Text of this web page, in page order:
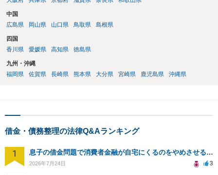
中国
広島県
岡山県 山口県 鳥取県 島根県
四国
香川県
愛媛県 高知県 徳島県
九州・沖縄
福岡県
佐賀県 長崎県 熊本県 大分県 宮崎県 鹿児島県 沖縄県
借金・債務整理の法律Q&Aランキング
1 息子の借金問題で消費者金融が自宅にくるのをやめさせる方法はないですか？
2026年7月24日 3